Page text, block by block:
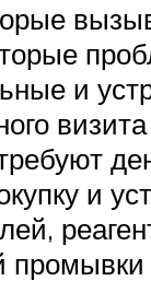
и
и
промывки